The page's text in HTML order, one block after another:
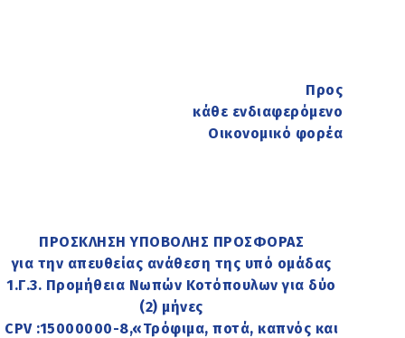
Προς
κάθε ενδιαφερόμενο
Οικονομικό φορέα
ΠΡΟΣΚΛΗΣΗ ΥΠΟΒΟΛΗΣ ΠΡΟΣΦΟΡΑΣ
για την απευθείας ανάθεση της υπό ομάδας
1.Γ.3. Προμήθεια Νωπών Κοτόπουλων για δύο
(2) μήνες
CPV :15000000-8,«Τρόφιμα, ποτά, καπνός και